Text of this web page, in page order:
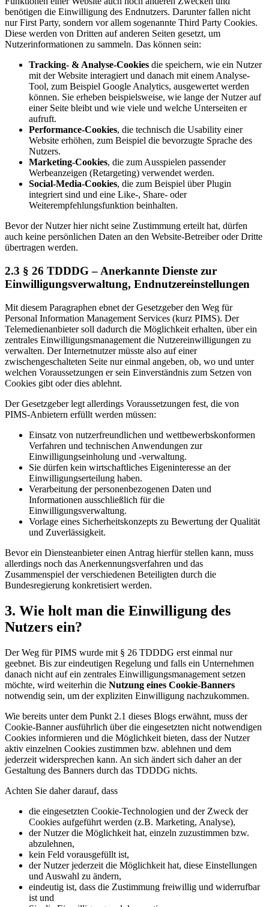
benötigen die Einwilligung des Endnutzers. Darunter fallen nicht
nur First Party, sondern vor allem sogenannte Third Party Cookies.
Diese werden von Dritten auf anderen Seiten gesetzt, um
Nutzerinformationen zu sammeln. Das können sein:
Tracking- & Analyse-Cookies die speichern, wie ein Nutzer
mit der Website interagiert und danach mit einem Analyse-
Tool, zum Beispiel Google Analytics, ausgewertet werden
können. Sie erheben beispielsweise, wie lange der Nutzer auf
einer Seite bleibt und wie viele und welche Unterseiten er
aufruft.
Performance-Cookies, die technisch die Usability einer
Website erhöhen, zum Beispiel die bevorzugte Sprache des
Nutzers.
Marketing-Cookies, die zum Ausspielen passender
Werbeanzeigen (Retargeting) verwendet werden.
Social-Media-Cookies, die zum Beispiel über Plugin
integriert sind und eine Like-, Share- oder
Weiterempfehlungsfunktion beinhalten.
Bevor der Nutzer hier nicht seine Zustimmung erteilt hat, dürfen
auch keine persönlichen Daten an den Website-Betreiber oder Dritte
übertragen werden.
2.3 § 26 TDDDG – Anerkannte Dienste zur
Einwilligungsverwaltung, Endnutzereinstellungen
Mit diesem Paragraphen ebnet der Gesetzgeber den Weg für
Personal Information Management Services (kurz PIMS). Der
Telemedienanbieter soll dadurch die Möglichkeit erhalten, über ein
zentrales Einwilligungsmanagement die Nutzereinwilligungen zu
verwalten. Der Internetnutzer müsste also auf einer
zwischengeschalteten Seite nur einmal angeben, ob, wo und unter
welchen Voraussetzungen er sein Einverständnis zum Setzen von
Cookies gibt oder dies ablehnt.
Der Gesetzgeber legt allerdings Voraussetzungen fest, die von
PIMS-Anbietern erfüllt werden müssen:
Einsatz von nutzerfreundlichen und wettbewerbskonformen
Verfahren und technischen Anwendungen zur
Einwilligungseinholung und -verwaltung.
Sie dürfen kein wirtschaftliches Eigeninteresse an der
Einwilligungserteilung haben.
Verarbeitung der personenbezogenen Daten und
Informationen ausschließlich für die
Einwilligungsverwaltung.
Vorlage eines Sicherheitskonzepts zu Bewertung der Qualität
und Zuverlässigkeit.
Bevor ein Diensteanbieter einen Antrag hierfür stellen kann, muss
allerdings noch das Anerkennungsverfahren und das
Zusammenspiel der verschiedenen Beteiligten durch die
Bundesregierung konkretisiert werden.
3. Wie holt man die Einwilligung des
Nutzers ein?
Der Weg für PIMS wurde mit § 26 TDDDG erst einmal nur
geebnet. Bis zur eindeutigen Regelung und falls ein Unternehmen
danach nicht auf ein zentrales Einwilligungsmanagement setzen
möchte, wird weiterhin die Nutzung eines Cookie-Banners
notwendig sein, um der expliziten Einwilligung nachzukommen.
Wie bereits unter dem Punkt 2.1 dieses Blogs erwähnt, muss der
Cookie-Banner ausführlich über die eingesetzten nicht notwendigen
Cookies informieren und die Möglichkeit bieten, dass der Nutzer
aktiv einzelnen Cookies zustimmen bzw. ablehnen und dem
jederzeit widersprechen kann. An sich ändert sich daher an der
Gestaltung des Banners durch das TDDDG nichts.
Achten Sie daher darauf, dass
die eingesetzten Cookie-Technologien und der Zweck der
Cookies aufgeführt werden (z.B. Marketing, Analyse),
der Nutzer die Möglichkeit hat, einzeln zuzustimmen bzw.
abzulehnen,
kein Feld vorausgefüllt ist,
der Nutzer jederzeit die Möglichkeit hat, diese Einstellungen
und Auswahl zu ändern,
eindeutig ist, dass die Zustimmung freiwillig und widerrufbar
ist und